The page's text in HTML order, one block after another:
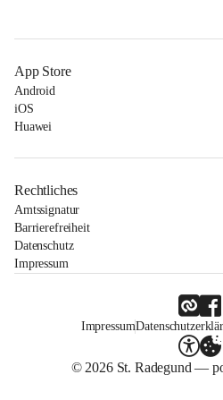
App Store
Android
iOS
Huawei
Rechtliches
Amtssignatur
Barrierefreiheit
Datenschutz
Impressum
Impressum
© 2026 St. Radegund —